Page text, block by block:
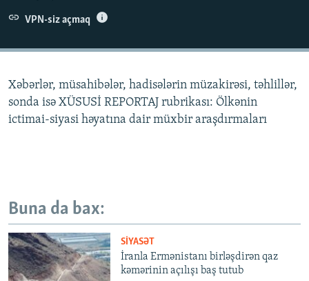
İNFOQRAFIKA
AZƏRBAYCAN ƏDƏBIYYATI KITABXANASI
MISSIYAMIZ
AZADLIQRADIOSU MOBIL TELEFONUNUZDA
BIZIMLƏ ƏLAQƏ
BIZI IZLƏ
RFE/RL-in bütün saytları
VPN-siz açmaq
Xəbərlər, müsahibələr, hadisələrin müzakirəsi, təhlillər,
sonda isə XÜSUSİ REPORTAJ rubrikası: Ölkənin
ictimai-siyasi həyatına dair müxbir araşdırmaları
Buna da bax:
SIYASƏT
İranla Ermənistanı birləşdirən qaz
kəmərinin açılışı baş tutub